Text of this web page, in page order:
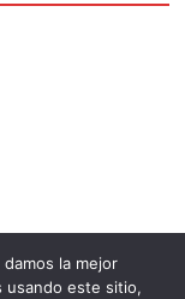
la mejor
usando este sitio,